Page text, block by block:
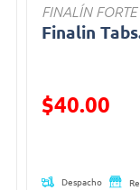
FINALÍN FORTE
Finalin
Precio
$40.00
Despacho